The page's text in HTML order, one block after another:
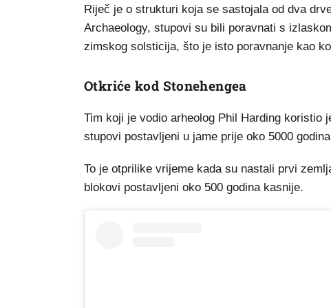
Riječ je o strukturi koja se sastojala od dva
Archaeology, stupovi su bili poravnati s
zimskog solsticija, što je isto poravnanje kao
Otkriće kod Stonehengea
Tim koji je vodio arheolog Phil Harding koristio
stupovi postavljeni u jame prije oko 5000
To je otprilike vrijeme kada su nastali prvi
blokovi postavljeni oko 500 godina kasnije.